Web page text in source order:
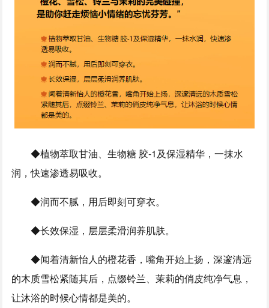
◆植物萃取甘油、生物糖 胶-1及保湿精华，一抹水
润，快速渗透易吸收。
◆润而不腻，用后即刻可穿衣。
◆长效保湿，层层柔滑润养肌肤。
◆闻着清新怡人的橙花香，嘴角开始上扬，深邃清远
的木质雪松紧随其后，点缀铃兰、茉莉的俏皮纯净气息，
让沐浴的时候心情都是美的。